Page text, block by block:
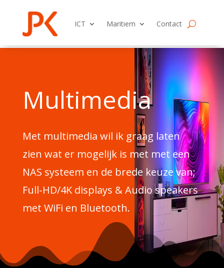
ICT Maritiem Contact
Multimedia
Met multimedia wil ik graag laten
zien wat er mogelijk is met met een
NAS systeem en de brede keuze van;
Full-HD/4K displays & Audio speakers
met WiFi en Bluetooth.